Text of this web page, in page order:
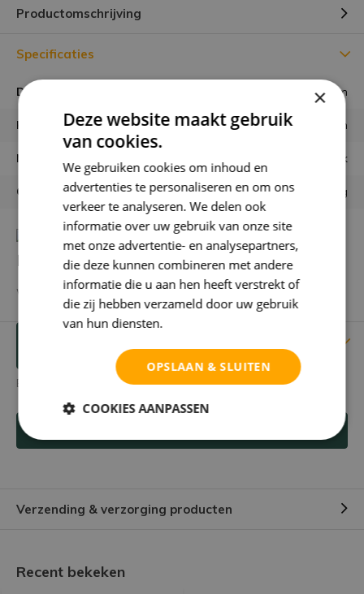
Productomschrijving
Specificaties
Diameter vaas ⌀ 24 cm
Hoogte vaas 25 cm
Materiaal Aardewerk
Garantie Géén risico m.b.t. verzending
Heb je een vraag over dit product?
We helpen je graag met het vinden van het juiste product.
Verstuur mailtje
Er zijn nog geen reviews geschreven over dit product.
Verzending & verzorging producten
Recent bekeken
×
Deze website maakt gebruik
van cookies.
We gebruiken cookies om inhoud en
advertenties te personaliseren en om ons
verkeer te analyseren. We delen ook
informatie over uw gebruik van onze site
met onze advertentie- en analysepartners,
die deze kunnen combineren met andere
informatie die u aan hen heeft verstrekt of
die zij hebben verzameld door uw gebruik
van hun diensten.
OPSLAAN & SLUITEN
COOKIES AANPASSEN